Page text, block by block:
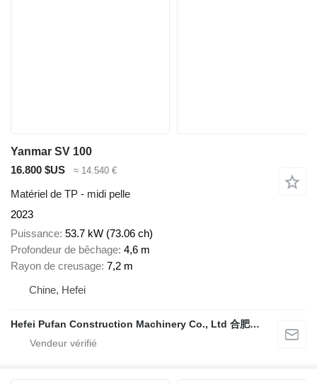
Yanmar SV 100
16.800 $US
≈ 14.540 €
Matériel de TP - midi pelle
2023
Puissance 53.7 kW (73.06 ch)
Profondeur de bêchage 4,6 m
Rayon de creusage 7,2 m
Chine, Hefei
Hefei Pufan Construction Machinery Co., Ltd 合肥朴凡工程机械有限公司